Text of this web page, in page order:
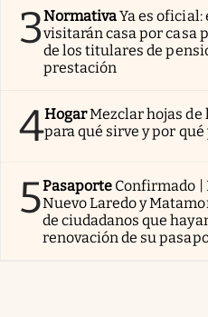
3NormativaYa es oficial:
visitarán casa por casa
de los titulares de
prestación
4HogarMezclar hojas
para qué sirve y por
5Pasaporte Confirmado |
Nuevo Laredo y
de ciudadanos que
renovación de su